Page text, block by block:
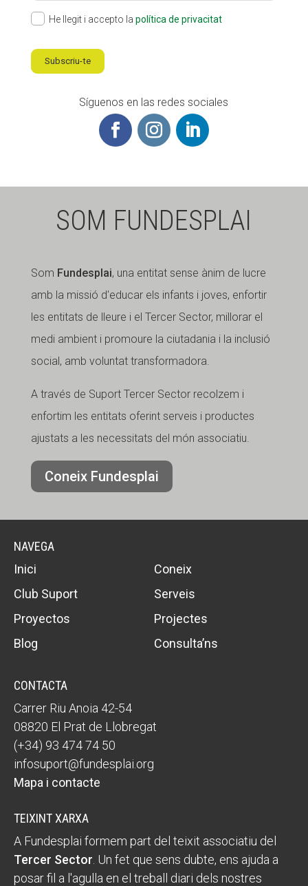
He llegit i accepto la política de privacitat
Subscriu-te
Síguenos en las redes sociales
SOM FUNDESPLAI
Som Fundesplai, una entitat sense ànim de lucre
amb la missió d'educar els infants i joves, enfortir
les entitats de lleure i el Tercer Sector, millorar el
medi ambient i promoure la ciutadania i la inclusió
social, amb voluntat transformadora.
A través de Suport Tercer Sector recolzem i
enfortim les entitats oferint serveis i productes
ajustats a les necessitats del món associatiu.
Coneix Fundesplai
NAVEGA
Inici
Coneix
Club Suport
Serveis
Proyectos
Projectes
Blog
Consulta’ns
CONTACTA
Carrer Riu Anoia 42-54
08820 El Prat de Llobregat
(+34) 93 474 74 50
infosuport@fundesplai.org
Mapa i contacte
TEIXINT XARXA
A Fundesplai formem part del teixit associatiu del
Tercer Sector . Un fet que sens dubte, ens ajuda a
posar fil a l'agulla en el treball diari dels nostres